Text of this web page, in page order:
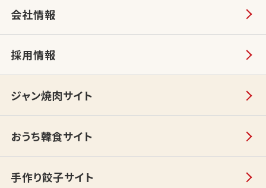
会社情報
採用情報
ジャン焼肉サイト
おうち韓食サイト
手作り餃子サイト